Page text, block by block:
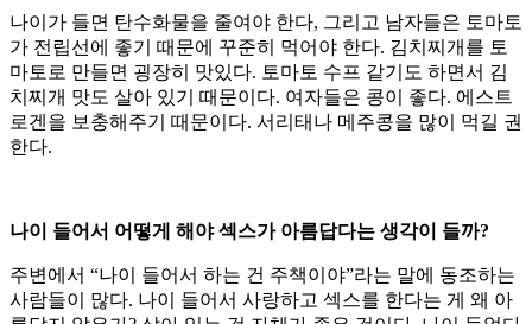
나이가 들면 탄수화물을 줄여야 한다, 그리고 남자들은 토마토
가 전립선에 좋기 때문에 꾸준히 먹어야 한다. 김치찌개를 토
마토로 만들면 굉장히 맛있다. 토마토 수프 같기도 하면서 김
치찌개 맛도 살아 있기 때문이다. 여자들은 콩이 좋다. 에스트
로겐을 보충해주기 때문이다. 서리태나 메주콩을 많이 먹길 권
한다.
나이 들어서 어떻게 해야 섹스가 아름답다는 생각이 들까?
주변에서 “나이 들어서 하는 건 주책이야”라는 말에 동조하는
사람들이 많다. 나이 들어서 사랑하고 섹스를 한다는 게 왜 아